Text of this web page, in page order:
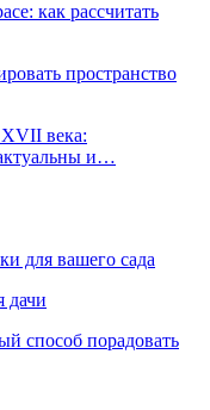
как рассчитать
пространство
XVII века:
и…
для вашего сада
дачи
способ порадовать